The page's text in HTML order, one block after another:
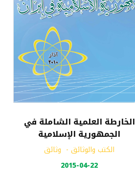
الخارطة العلمية الشاملة في
الجمهورية الإسلامية
الكتب والوثائق - وثائق
2015-04-22